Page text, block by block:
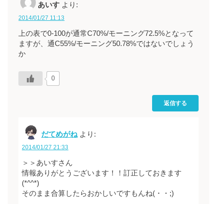
あいす より:
2014/01/27 11:13
上の表で0-100が通常C70%/モーニング72.5%となって
ますが、通C55%/モーニング50.78%ではないでしょう
か
0
返信する
だてめがね より:
2014/01/27 21:33
＞＞あいすさん
情報ありがとうございます！！訂正しておきます
(*^^*)
そのまま合算したらおかしいですもんね(・・;)